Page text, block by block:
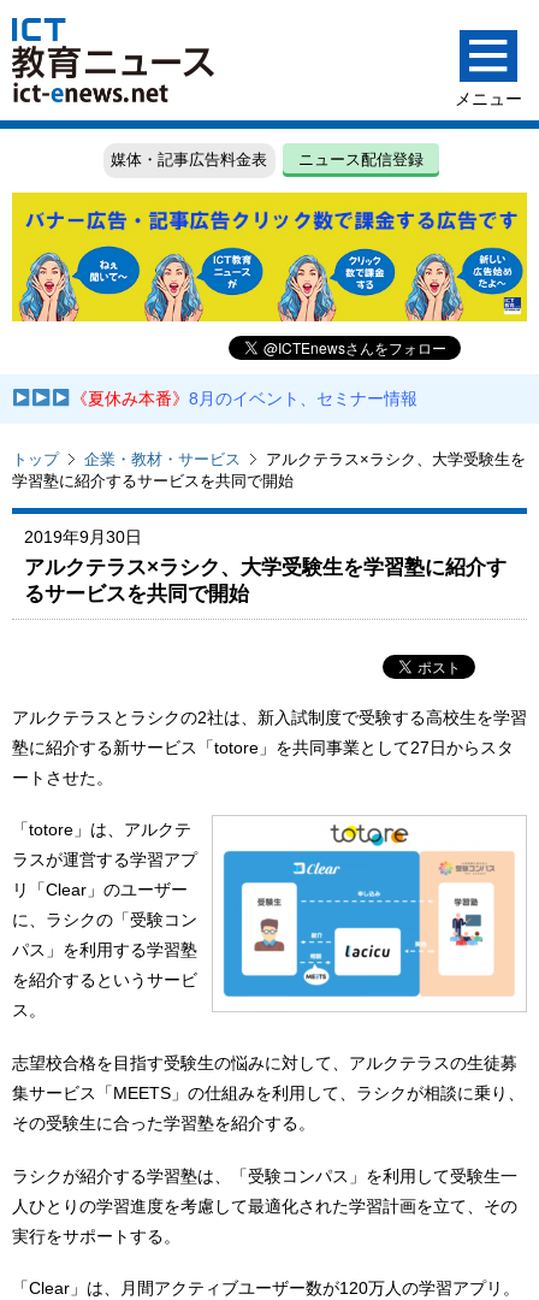
媒体・記事広告料金表 ニュース配信登録
《夏休み本番》8月のイベント、セミナー情報
トップ 企業・教材・サービス
アルクテラス×ラシク、大学受験生を
学習塾に紹介するサービスを共同で開始
2019年9月30日
アルクテラス×ラシク、大学受験生を学習塾に紹介す
るサービスを共同で開始
アルクテラスとラシクの2社は、新入試制度で受験する高校生を学習
塾に紹介する新サービス「totore」を共同事業として27日からスタ
ートさせた。
「totore」は、アルクテ
ラスが運営する学習アプ
リ「Clear」のユーザー
に、ラシクの「受験コン
パス」を利用する学習塾
を紹介するというサービ
ス。
志望校合格を目指す受験生の悩みに対して、アルクテラスの生徒募
集サービス「MEETS」の仕組みを利用して、ラシクが相談に乗り、
その受験生に合った学習塾を紹介する。
ラシクが紹介する学習塾は、「受験コンパス」を利用して受験生一
人ひとりの学習進度を考慮して最適化された学習計画を立て、その
実行をサポートする。
「Clear」は、月間アクティブユーザー数が120万人の学習アプリ。